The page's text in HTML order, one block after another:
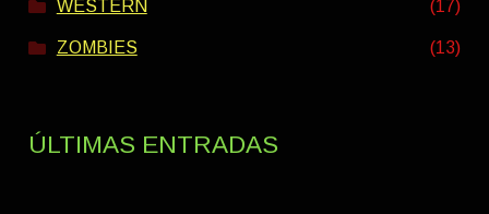
WESTERN (17)
ZOMBIES (13)
ÚLTIMAS ENTRADAS